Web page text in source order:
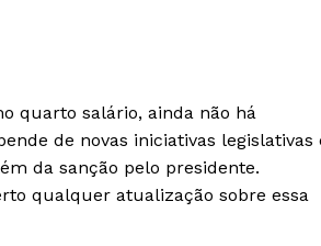
quarto salário, ainda não há
de novas iniciativas legislativas
da sanção pelo presidente.
qualquer atualização sobre essa